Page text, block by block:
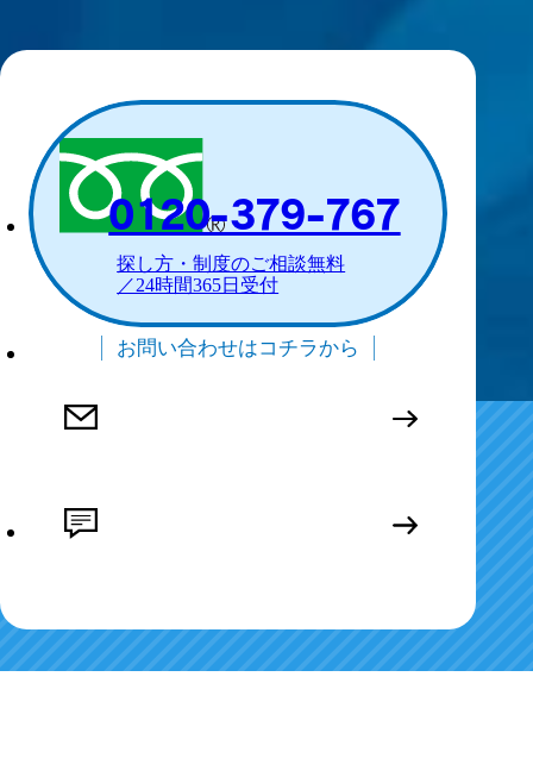
0120-379-767
探し方・制度のご相談無料
／24時間365日受付
お問い合わせはコチラから